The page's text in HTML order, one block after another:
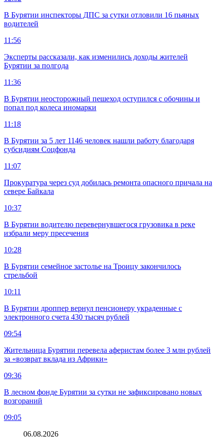
В Бурятии инспекторы ДПС за сутки отловили 16 пьяных
водителей
11:56
Эксперты рассказали, как изменились доходы жителей
Бурятии за полгода
11:36
В Бурятии неосторожный пешеход оступился с обочины и
попал под колеса иномарки
11:18
В Бурятии за 5 лет 1146 человек нашли работу благодаря
субсидиям Соцфонда
11:07
Прокуратура через суд добилась ремонта опасного причала на
севере Байкала
10:37
В Бурятии водителю перевернувшегося грузовика в реке
избрали меру пресечения
10:28
В Бурятии семейное застолье на Троицу закончилось
стрельбой
10:11
В Бурятии дроппер вернул пенсионеру украденные с
электронного счета 430 тысяч рублей
09:54
Жительница Бурятии перевела аферистам более 3 млн рублей
за «возврат вклада из Африки»
09:36
В лесном фонде Бурятии за сутки не зафиксировано новых
возгораний
09:05
06.08.2026